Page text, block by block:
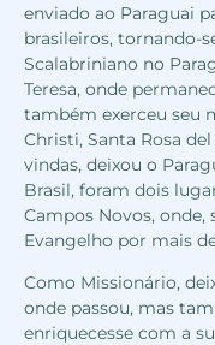
enviado ao Paraguai
brasileiros, tornando-
Scalabriniano no
Teresa, onde
também exerceu seu
Christi, Santa Rosa
vindas, deixou o
Brasil, foram dois
Campos Novos,
Evangelho por mais
Como Missionário,
onde passou, mas
enriquecesse com a